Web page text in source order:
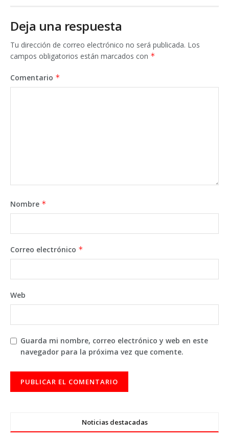
Deja una respuesta
Tu dirección de correo electrónico no será publicada. Los
campos obligatorios están marcados con *
Comentario *
Nombre *
Correo electrónico *
Web
Guarda mi nombre, correo electrónico y web en este
navegador para la próxima vez que comente.
Noticias destacadas